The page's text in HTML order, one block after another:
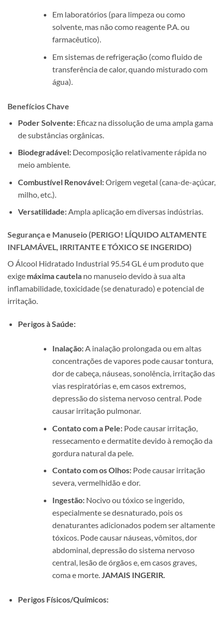
Em laboratórios (para limpeza ou como
solvente, mas não como reagente P.A. ou
farmacêutico).
Em sistemas de refrigeração (como fluido de
transferência de calor, quando misturado com
água).
Benefícios Chave
Poder Solvente:Eficaz na dissolução de uma ampla gama
de substâncias orgânicas.
Biodegradável:Decomposição relativamente rápida no
meio ambiente.
Combustível Renovável:Origem vegetal (cana-de-açúcar,
milho, etc.).
Versatilidade:Ampla aplicação em diversas indústrias.
Segurança e Manuseio (PERIGO! LÍQUIDO ALTAMENTE
INFLAMÁVEL, IRRITANTE E TÓXICO SE INGERIDO)
O Álcool Hidratado Industrial 95.54 GL é um produto que
exige máxima cautela no manuseio devido à sua alta
inflamabilidade, toxicidade (se denaturado) e potencial de
irritação.
Perigos à Saúde:
Inalação:A inalação prolongada ou em altas
concentrações de vapores pode causar tontura,
dor de cabeça, náuseas, sonolência, irritação das
vias respiratórias e, em casos extremos,
depressão do sistema nervoso central. Pode
causar irritação pulmonar.
Contato com a Pele:Pode causar irritação,
ressecamento e dermatite devido à remoção da
gordura natural da pele.
Contato com os Olhos:Pode causar irritação
severa, vermelhidão e dor.
Ingestão:Nocivo ou tóxico se ingerido,
especialmente se desnaturado, pois os
denaturantes adicionados podem ser altamente
tóxicos. Pode causar náuseas, vômitos, dor
abdominal, depressão do sistema nervoso
central, lesão de órgãos e, em casos graves,
coma e morte. JAMAIS INGERIR.
Perigos Físicos/Químicos: